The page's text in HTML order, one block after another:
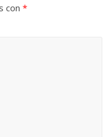
con*